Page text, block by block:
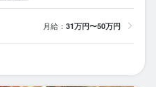
月給： 31万円〜50万円